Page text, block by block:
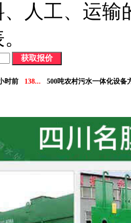
人工、运输
时前 138... 500吨农村污水一体化设备
136... 5吨小型污水处理设备
2个小时前 137... 30吨医疗污水处理设
10分钟前 155... 1000吨污水处理厂咨
10吨豆制品污水一体化设
50吨养猪污水处理报价
1天前 159... 100吨脱硫污水处理设备报